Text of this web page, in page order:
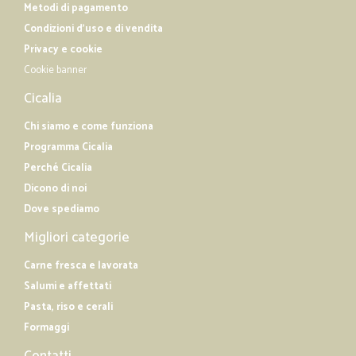
Metodi di pagamento
Condizioni d'uso e di vendita
Privacy e cookie
Cookie banner
Cicalia
Chi siamo e come funziona
Programma Cicalia
Perché Cicalia
Dicono di noi
Dove spediamo
Migliori categorie
Carne fresca e lavorata
Salumi e affettati
Pasta, riso e cerali
Formaggi